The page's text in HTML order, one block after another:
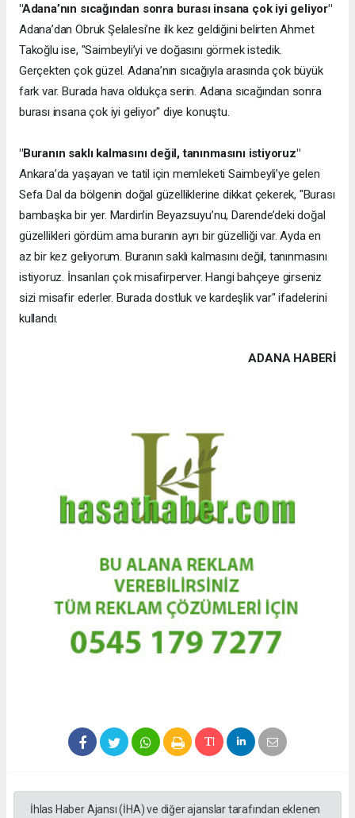
"Adana’nın sıcağından sonra burası insana çok iyi geliyor"
Adana’dan Obruk Şelalesi’ne ilk kez geldiğini belirten Ahmet
Takoğlu ise, "Saimbeyli’yi ve doğasını görmek istedik.
Gerçekten çok güzel. Adana’nın sıcağıyla arasında çok büyük
fark var. Burada hava oldukça serin. Adana sıcağından sonra
burası insana çok iyi geliyor" diye konuştu.
"Buranın saklı kalmasını değil, tanınmasını istiyoruz"
Ankara’da yaşayan ve tatil için memleketi Saimbeyli’ye gelen
Sefa Dal da bölgenin doğal güzelliklerine dikkat çekerek, "Burası
bambaşka bir yer. Mardin’in Beyazsuyu’nu, Darende’deki doğal
güzellikleri gördüm ama buranın ayrı bir güzelliği var. Ayda en
az bir kez geliyorum. Buranın saklı kalmasını değil, tanınmasını
istiyoruz. İnsanları çok misafirperver. Hangi bahçeye girseniz
sizi misafir ederler. Burada dostluk ve kardeşlik var" ifadelerini
kullandı.
ADANA HABERİ
İhlas Haber Ajansı (İHA) ve diğer ajanslar tarafından eklenen